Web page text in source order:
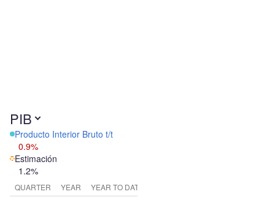
PIB
Producto Interior Bruto t/t
0.9%
Estimación
1.2%
QUARTER YEAR YEAR TO DATE Y/Y